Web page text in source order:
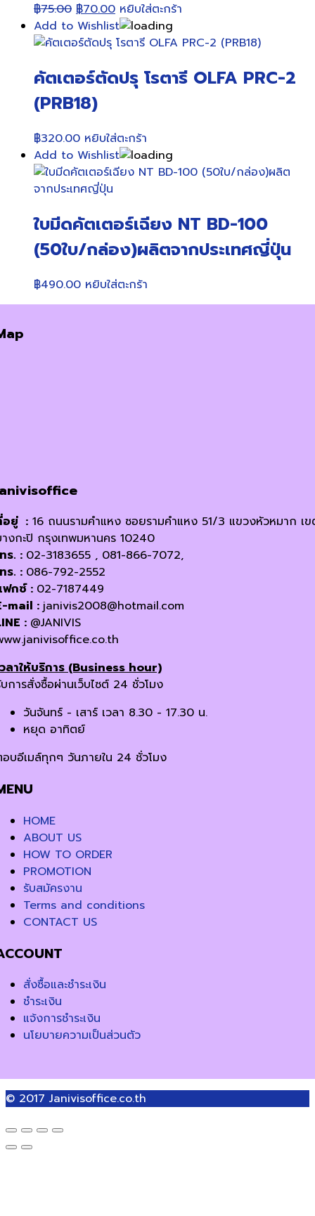
฿75.00 Original
price
was:
฿70.00Current
price
is:
หยิบใส่ตะกร้า
Add to Wishlist
คัตเตอร์ตัดปรุ โรตารี OLFA PRC-2
(PRB18)
฿320.00 หยิบใส่ตะกร้า
Add to Wishlist
ใบมีดคัตเตอร์เฉียง NT BD-100
(50ใบ/กล่อง)ผลิตจากประเทศญี่ปุ่น
฿490.00 หยิบใส่ตะกร้า
อยู่ : 16 ถนนรามคำแหง ซอยรามคำแหง 51/3 แขวงหัวหมาก เ
งกะปิ กรุงเทพมหานคร 10240
ร. : 02-3183655 , 081-866-7072,
ร. : 086-792-2552
กซ์ : 02-7187449
mail : janivis2008@hotmail.com
: @JANIVIS
ลาให้บริการ (Business hour)
การสั่งซื้อผ่านเว็บไซต์ 24 ชั่วโมง
วันจันทร์ - เสาร์ เวลา 8.30 - 17.30 น.
หยุด อาทิตย์
บอีเมล์ทุกๆ วันภายใน 24 ชั่วโมง
HOME
ABOUT US
HOW TO ORDER
PROMOTION
รับสมัครงาน
Terms and conditions
CONTACT US
สั่งซื้อและชำระเงิน
ชำระเงิน
แจ้งการชำระเงิน
นโยบายความเป็นส่วนตัว
© 2017 Janivisoffice.co.th